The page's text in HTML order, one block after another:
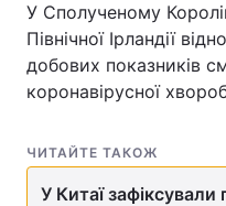
У Сполученому
Північної Ірландії
добових показників
коронавірусної
ЧИТАЙТЕ ТАКОЖ
У Китаї зафіксували